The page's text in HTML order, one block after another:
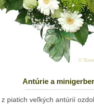
©
Antúrie a
z piatich veľkých antúrií